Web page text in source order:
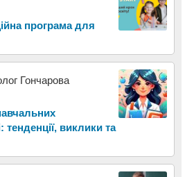
програма для
Гончарова
тенденції, виклики та